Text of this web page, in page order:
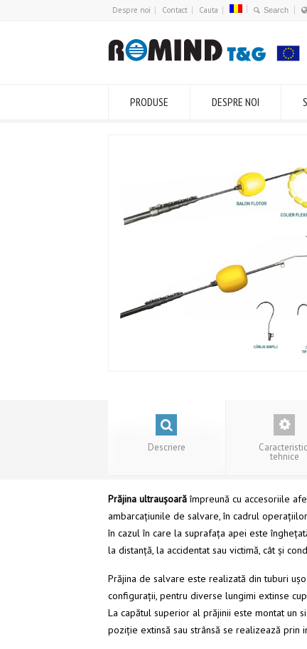
Despre noi Contact Cauta
PRODUSE DESPRE NOI
Descriere
tehnice
Prăjina ultraușoarăîmpreună cu accesoriile
ambarcațiunile de salvare, în cadrul
în cazul în care la suprafața apei este
la distanță, la accidentat sau victimă, cât și
Prăjina de salvare este realizată din tuburi
configuraţii, pentru diverse lungimi extinse
La capătul superior al prăjinii este montat un
poziție extinsă sau strânsă se realizează